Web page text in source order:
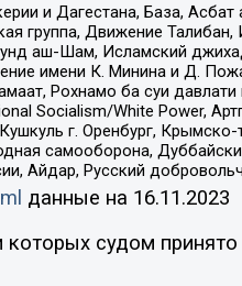
и Дагестана, База, Асбат
группа, Движение Талибан,
аш-Шам, Исламский
имени К. Минина и Д.
Рохнамо ба суи давлати
Socialism/White Power,
г. Оренбург,
самооборона,
Айдар, Русский
данные на 16.11.2023
судом